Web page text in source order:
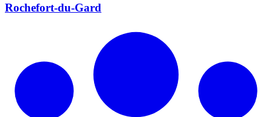
Rochefort-du-Gard